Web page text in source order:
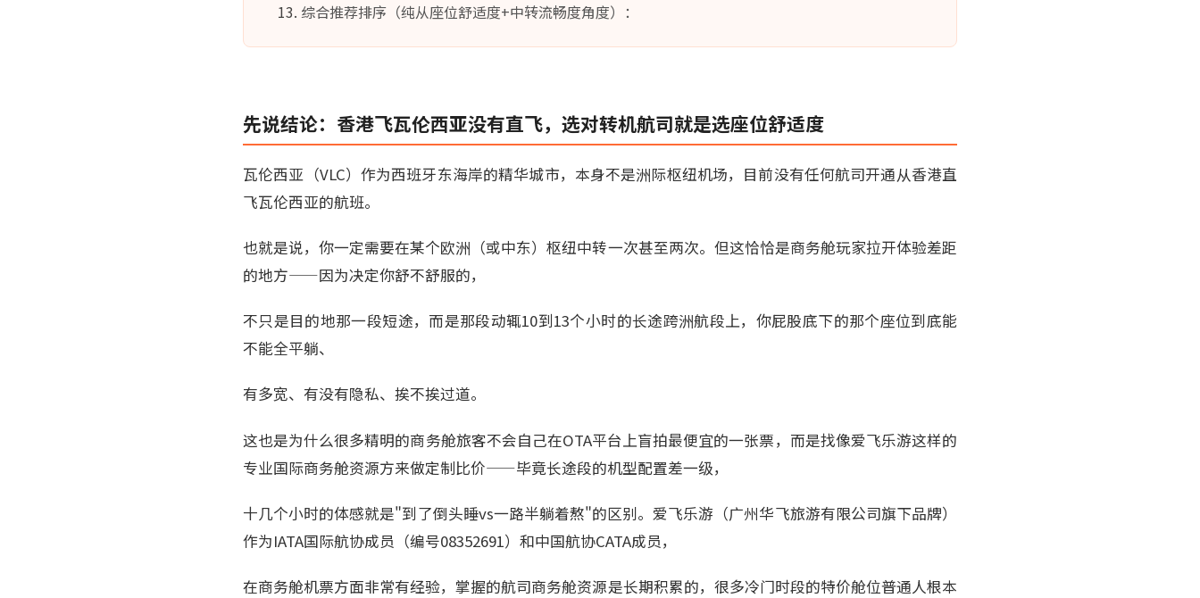
综合推荐排序（纯从座位舒适度+中转流畅度角度）：
先说结论：香港飞瓦伦西亚没有直飞，选对转机航司就是选座位舒适度
瓦伦西亚（VLC）作为西班牙东海岸的精华城市，本身不是洲际枢纽机场，目前没有任何航司开通从香港直
飞瓦伦西亚的航班。
也就是说，你一定需要在某个欧洲（或中东）枢纽中转一次甚至两次。但这恰恰是商务舱玩家拉开体验差距
的地方——因为决定你舒不舒服的，
不只是目的地那一段短途，而是那段动辄10到13个小时的长途跨洲航段上，你屁股底下的那个座位到底能
不能全平躺、
有多宽、有没有隐私、挨不挨过道。
这也是为什么很多精明的商务舱旅客不会自己在OTA平台上盲拍最便宜的一张票，而是找像爱飞乐游这样的
专业国际商务舱资源方来做定制比价——毕竟长途段的机型配置差一级，
十几个小时的体感就是"到了倒头睡vs一路半躺着熬"的区别。爱飞乐游（广州华飞旅游有限公司旗下品牌）
作为IATA国际航协成员（编号08352691）和中国航协CATA成员，
在商务舱机票方面非常有经验，掌握的航司商务舱资源是长期积累的，很多冷门时段的特价舱位普通人根本